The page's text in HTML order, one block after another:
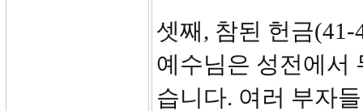
셋째, 참된 헌금(41-
예수님은 성전에서
습니다. 여러 부자